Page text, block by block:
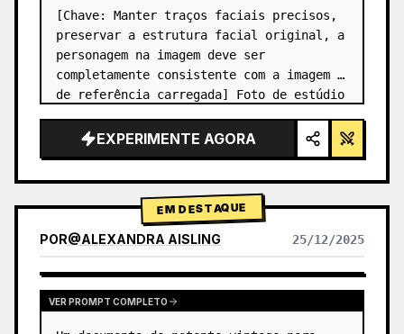
[Chave: Manter traços faciais precisos,
preservar a estrutura facial original, a
personagem na imagem deve ser
completamente consistente com a imagem
de referência carregada] Foto de estúdio
superior esquerdo (fundo azul-…
EXPERIMENTE AGORA
EM DESTAQUE
POR@ALEXANDRA AISLING 25/12/2025
VER RESULTADOS DE OUTROS MODELOS
VER PROMPT COMPLETO